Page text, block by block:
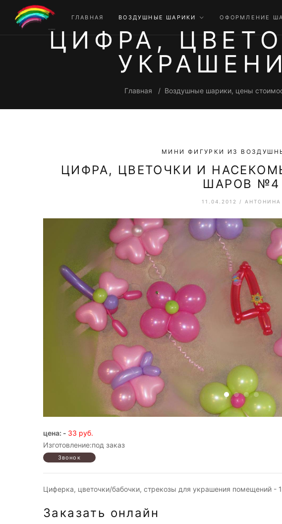
ГЛАВНАЯ ВОЗДУШНЫЕ ШАРИКИ ОФОРМЛЕНИЕ
ЦИФРА,
Главная Воздушные шарики, цены
МИНИ ФИГУРКИ ИЗ
ЦИФРА, ЦВЕТОЧКИ И
ШАРОВ №4
11.04.2012 / АНТОНИНА
цена: - 33 руб.
Изготовление:под заказ
Циферка, цветочки/бабочки, стрекозы для украшения помещений -
Заказать онлайн